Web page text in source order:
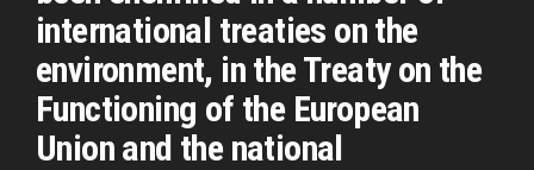
international treaties on the
environment, in the Treaty on the
Functioning of the European
Union and the national